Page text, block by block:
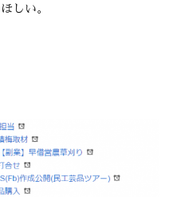
しい。